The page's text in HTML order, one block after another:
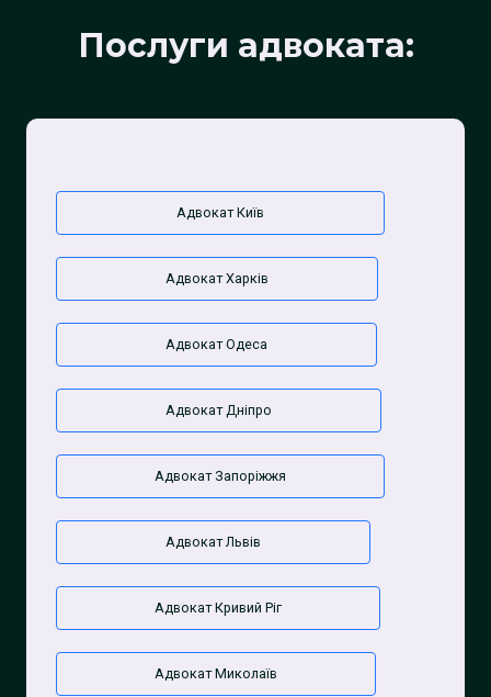
Послуги адвоката:
Адвокат Київ
Адвокат Харків
Адвокат Одеса
Адвокат Дніпро
Адвокат Запоріжжя
Адвокат Львів
Адвокат Кривий Ріг
Адвокат Миколаїв